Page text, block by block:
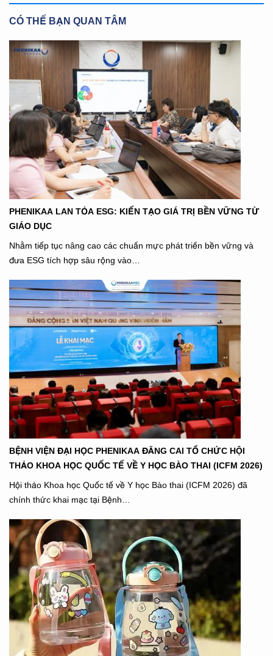
CÓ THỂ BẠN QUAN TÂM
PHENIKAA LAN TỎA ESG: KIẾN TẠO GIÁ TRỊ BỀN VỮNG TỪ
GIÁO DỤC
Nhằm tiếp tục nâng cao các chuẩn mực phát triển bền vững và
đưa ESG tích hợp sâu rộng vào…
BỆNH VIỆN ĐẠI HỌC PHENIKAA ĐĂNG CAI TỔ CHỨC HỘI
THẢO KHOA HỌC QUỐC TẾ VỀ Y HỌC BÀO THAI (ICFM 2026)
Hội thảo Khoa học Quốc tế về Y học Bào thai (ICFM 2026) đã
chính thức khai mạc tại Bệnh…